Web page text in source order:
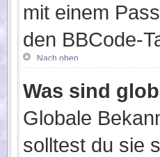
mit einem
den BBCode-
Nach oben
Was sind
Globale
solltest du sie